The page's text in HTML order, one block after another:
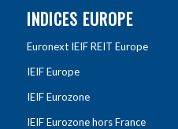
INDICES EUROPE
Euronext IEIF REIT Europe
IEIF Europe
IEIF Eurozone
IEIF Eurozone hors France